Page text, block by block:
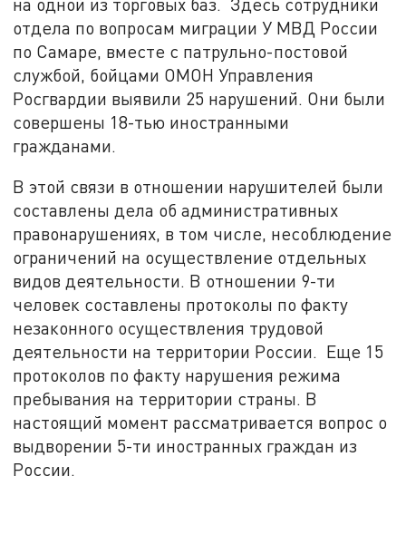
отдела по вопросам миграции У МВД России
по Самаре, вместе с патрульно-постовой
службой, бойцами ОМОН Управления
Росгвардии выявили 25 нарушений. Они были
совершены 18-тью иностранными
гражданами.
В этой связи в отношении нарушителей были
составлены дела об административных
правонарушениях, в том числе, несоблюдение
ограничений на осуществление отдельных
видов деятельности. В отношении 9-ти
человек составлены протоколы по факту
незаконного осуществления трудовой
деятельности на территории России. Еще 15
протоколов по факту нарушения режима
пребывания на территории страны. В
настоящий момент рассматривается вопрос о
выдворении 5-ти иностранных граждан из
России.